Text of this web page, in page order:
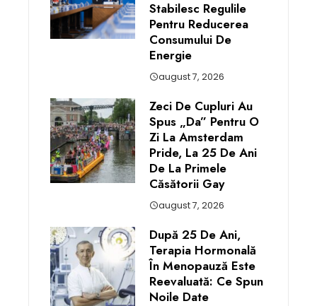
Stabilesc Regulile
Pentru Reducerea
Consumului De
Energie
august 7, 2026
Zeci De Cupluri Au
Spus „da” Pentru O
Zi La Amsterdam
Pride, La 25 De Ani
De La Primele
Căsătorii Gay
august 7, 2026
După 25 De Ani,
Terapia Hormonală
În Menopauză Este
Reevaluată: Ce Spun
Noile Date